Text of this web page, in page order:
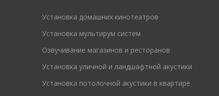
Установка домашних кинотеатров
Установка мультирум систем
Озвучивание магазинов и ресторанов
Установка уличной и ландшафтной акустики
Установка потолочной акустики в квартире